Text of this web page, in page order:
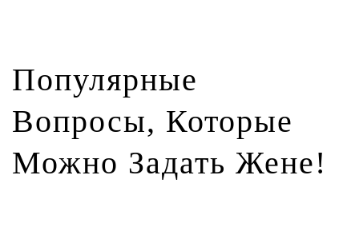
Популярные
Вопросы, Которые
Можно Задать Жене!